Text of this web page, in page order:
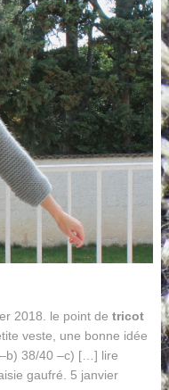
2018. le point de tricot
veste, une bonne idée
38/40 –c) […] lire
gaufré. 5 janvier